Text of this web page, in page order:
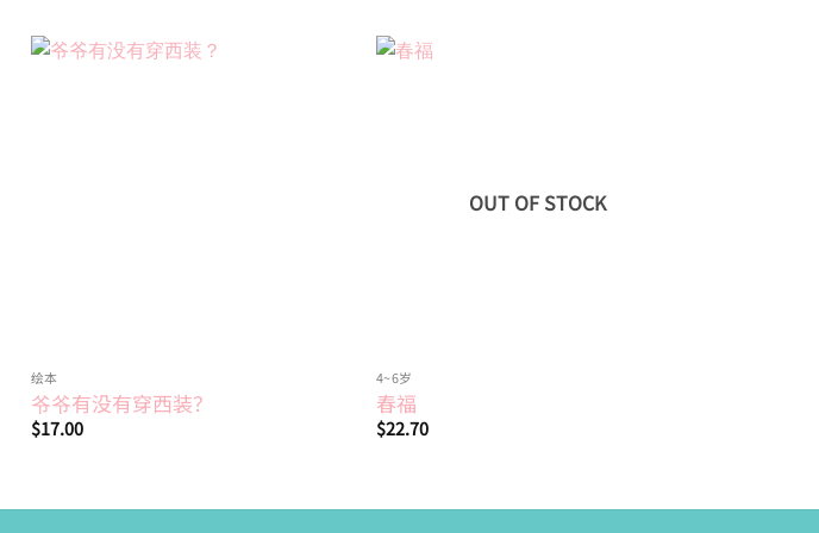
绘本
爷爷有没有穿西装？
$17.00
OUT OF STOCK
4~6岁
春福
$22.70